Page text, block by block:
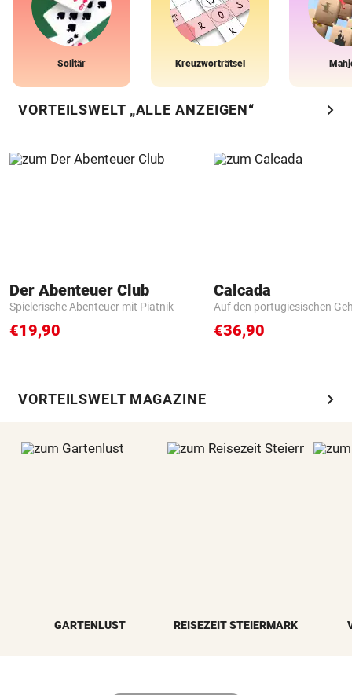
Solitär Kreuzworträtsel
VORTEILSWELT „ALLE ANZEIGEN“ chevron_right
Der Abenteuer Club
Spielerische Abenteuer mit Piatnik
€19,90
Calcada
Auf den portugiesischen
€36,90
VORTEILSWELT MAGAZINE chevron_right
GARTENLUST REISEZEIT STEIERMARK